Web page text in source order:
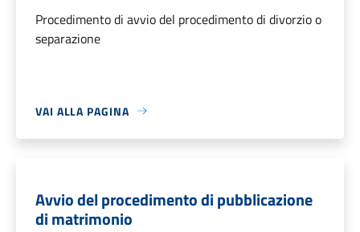
Procedimento di avvio del procedimento di divorzio o
separazione
VAI ALLA PAGINA
Avvio del procedimento di pubblicazione
di matrimonio